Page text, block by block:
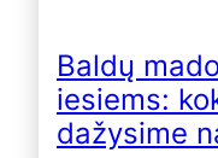
Baldų
iesiems:
dažysime